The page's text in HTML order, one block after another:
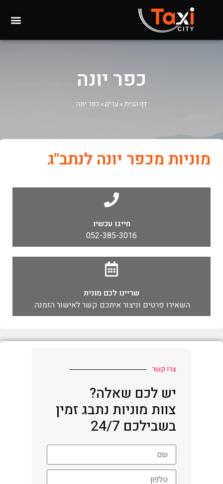
כפר יונה
דף הבית» ערים » כפר יונה
מוניות מכפר יונה לנתב"ג
חייגו עכשיו
052-385-3016
שריינו לכם מונית
השאירו פרטים וניצור איתכם קשר לאישור הזמנה.
צרו קשר
יש לכם שאלה?
צוות מוניות נתבג זמין
בשבילכם 24/7